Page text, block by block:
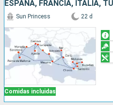
Comidas incluidas
Sun Princess 22 d